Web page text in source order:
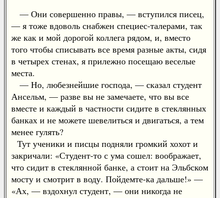
— Они совершенно правы, — вступился писец,
— я тоже вдоволь снабжен специес-талерами, так
же как и мой дорогой коллега рядом, и, вместо
того чтобы списывать все время разные акты, сидя
в четырех стенах, я прилежно посещаю веселые
места.
— Но, любезнейшие господа, — сказал студент
Ансельм, — разве вы не замечаете, что вы все
вместе и каждый в частности сидите в стеклянных
банках и не можете шевелиться и двигаться, а тем
менее гулять?
Тут ученики и писцы подняли громкий хохот и
закричали: «Студент-то с ума сошел: воображает,
что сидит в стеклянной банке, а стоит на Эльбском
мосту и смотрит в воду. Пойдемте-ка дальше!» —
«Ах, — вздохнул студент, — они никогда не